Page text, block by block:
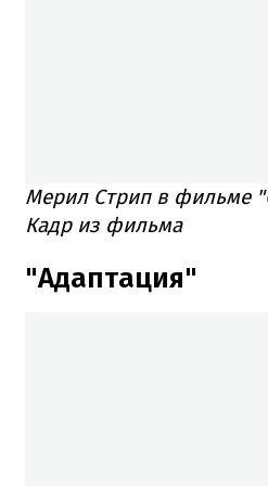
Мерил Стрип в фильме
Кадр из фильма
"Адаптация"